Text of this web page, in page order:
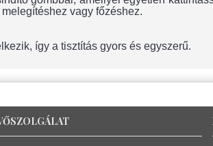
vagy főzéshez.
így a tisztítás gyors és egyszerű.